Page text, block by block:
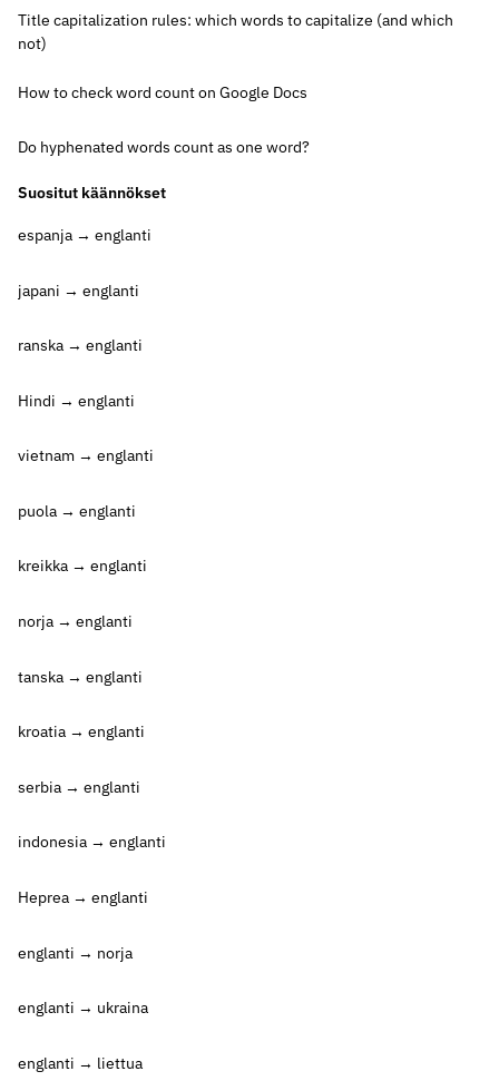
Title capitalization rules: which words to capitalize (and which
not)
How to check word count on Google Docs
Do hyphenated words count as one word?
Suositut käännökset
espanja → englanti
japani → englanti
ranska → englanti
Hindi → englanti
vietnam → englanti
puola → englanti
kreikka → englanti
norja → englanti
tanska → englanti
kroatia → englanti
serbia → englanti
indonesia → englanti
Heprea → englanti
englanti → norja
englanti → ukraina
englanti → liettua